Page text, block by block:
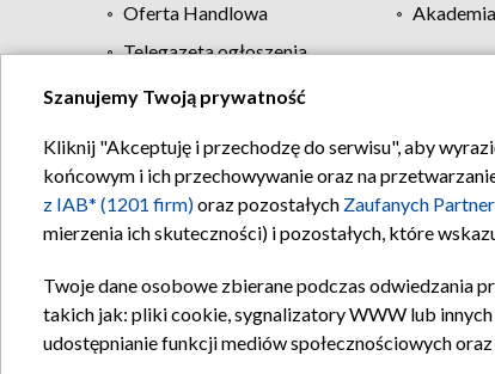
Oferta Handlowa
Telegazeta ogłoszenia
Regulamin
Szanujemy Twoją prywatność
Kliknij "Akceptuję i przechodzę do serwisu", aby
końcowym i ich przechowywanie oraz na
z IAB* (1201 firm)oraz pozostałych Zaufanych
mierzenia ich skuteczności) i pozostałych, które
Twoje dane osobowe zbierane podczas odwiedzania
takich jak: pliki cookie, sygnalizatory WWW lub
udostępnianie funkcji mediów społecznościowych